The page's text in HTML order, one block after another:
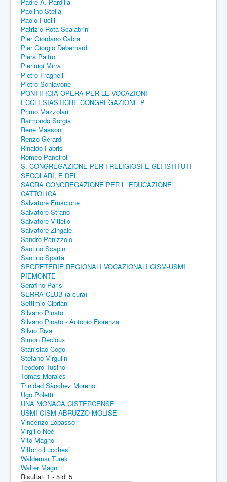
Paolino Stella
Paolo Fucilli
Patrizio Rota Scalabrini
Pier Giordano Cabra
Pier Giorgio Debernardi
Piera Paltro
Pierluigi Mirra
Pietro Fragnelli
Pietro Schiavone
PONTIFICIA OPERA PER LE VOCAZIONI
ECCLESIASTICHE CONGREGAZIONE P
Primo Mazzolari
Raimondo Sorgia
Rene Masson
Renzo Gerardi
Rinaldo Fabris
Romeo Panciroli
S. CONGREGAZIONE PER I RELIGIOSI E GLI ISTITUTI
SECOLARI, E DEL
SACRA CONGREGAZIONE PER L ’EDUCAZIONE
CATTOLICA
Salvatore Fruscione
Salvatore Strano
Salvatore Vitiello
Salvatore Zingale
Sandro Panizzolo
Santino Scapin
Santino Spartà
SEGRETERIE REGIONALI VOCAZIONALI CISM-USMI.
PIEMONTE
Serafino Parisi
SERRA CLUB (a cura)
Settimio Cipriani
Silvano Pinato
Silvano Pinato - Antonio Fiorenza
Silvio Riva
Simon Decloux
Stanislao Cogo
Stefano Virgulin
Teodoro Tusino
Tomas Morales
Trinidad Sànchez Moreno
Ugo Poletti
UNA MONACA CISTERCENSE
USMI-CISM ABRUZZO-MOLISE
Vincenzo Lopasso
Virgilio Noè
Vito Magno
Vittorio Lucchesi
Waldemar Turek
Walter Magni
Risultati 1 - 5 di 5